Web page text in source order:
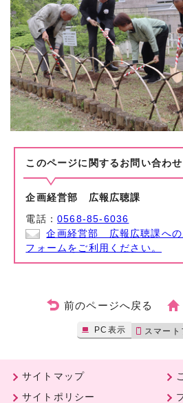
このページに関する お問い合わせ
企画経営部 広報広聴課
電話：0568-85-6036
企画経営部 広報広聴課への
フォームをご利用ください。
前のページへ戻る
PC表示 スマー
サイトマップ
サイトポリシー